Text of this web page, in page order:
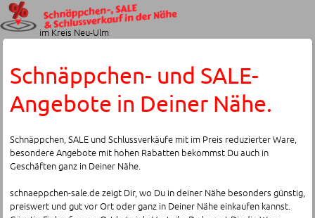
im Kreis Neu-Ulm
Schnäppchen- und SALE-
Angebote in Deiner Nähe.
Schnäppchen, SALE und Schlussverkäufe mit im Preis reduzierter Ware,
besondere Angebote mit hohen Rabatten bekommst Du auch in
Geschäften ganz in Deiner Nähe.
schnaeppchen-sale.de zeigt Dir, wo Du in deiner Nähe besonders günstig,
preiswert und gut vor Ort oder ganz in Deiner Nähe einkaufen kannst.